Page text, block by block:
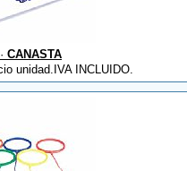
CANASTA
unidad.IVA INCLUIDO.